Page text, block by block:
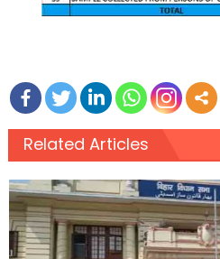
Related Articles